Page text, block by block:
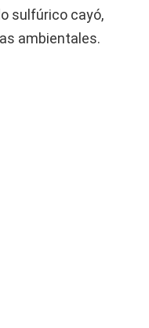
sulfúrico cayó,
ambientales.